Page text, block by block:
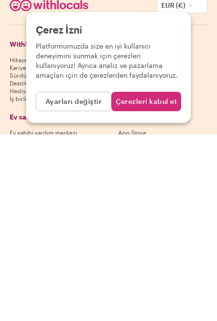
EUR (€)
Withlocals Hakkında
Hikayemiz
Kariyer
Sürdürülebilirlik
Destinasyonlar
Hediye kuponları
İş birliği yap
Misafirler
Misafir yardım merkezi
Misafir iptal politikası
Misafir kullanım koşulları
Ev sahipleri
Ev sahibi yardım merkezi
App Store
Çerez İzni
Platformumuzda size en iyi kullanıcı
deneyimini sunmak için çerezleri
kullanıyoruz! Ayrıca analiz ve pazarlama
amaçları için de çerezlerden faydalanıyoruz.
Ayarları değiştir Çerezleri kabul et